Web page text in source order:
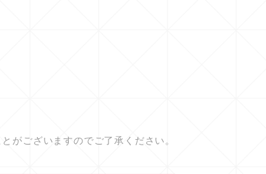
がございますのでご了承ください。